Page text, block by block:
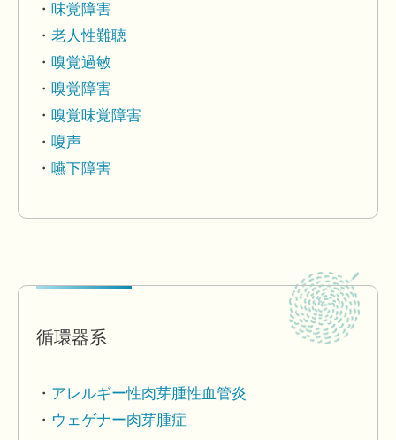
味覚障害
老人性難聴
嗅覚過敏
嗅覚障害
嗅覚味覚障害
嗄声
嚥下障害
循環器系
アレルギー性肉芽腫性血管炎
ウェゲナー肉芽腫症